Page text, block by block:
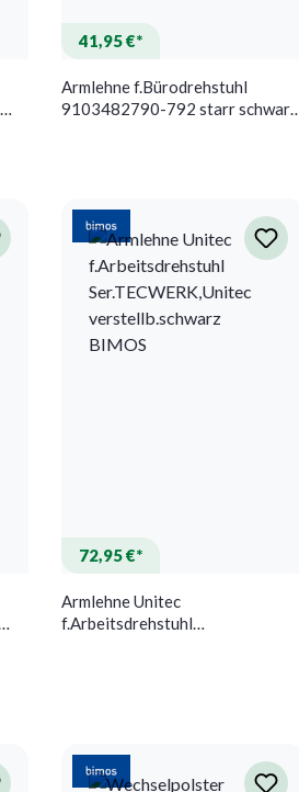
41,95 €*
Armlehne f.Bürodrehstuhl
9103482790-792 starr schwarz
72,95 €*
Armlehne Unitec
f.Arbeitsdrehstuhl